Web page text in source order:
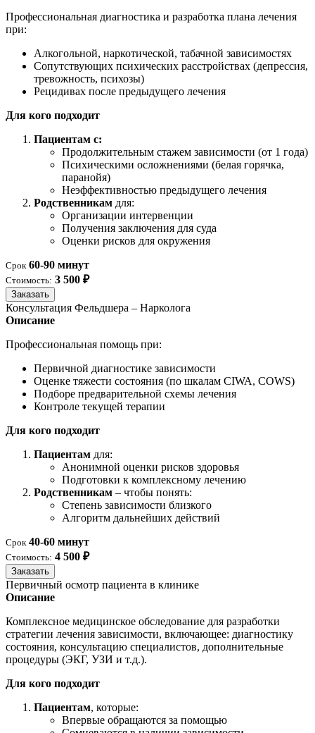
Профессиональная диагностика и разработка плана лечения
при:
Алкогольной, наркотической, табачной зависимостях
Сопутствующих психических расстройствах (депрессия,
тревожность, психозы)
Рецидивах после предыдущего лечения
Для кого подходит
Пациентам с:
Продолжительным стажем зависимости (от 1 года)
Психическими осложнениями (белая горячка,
паранойя)
Неэффективностью предыдущего лечения
Родственникам для:
Организации интервенции
Получения заключения для суда
Оценки рисков для окружения
Срок 60-90 минут
Стоимость: 3 500 ₽
Заказать
Консультация Фельдшера – Нарколога
Описание
Профессиональная помощь при:
Первичной диагностике зависимости
Оценке тяжести состояния (по шкалам CIWA, COWS)
Подборе предварительной схемы лечения
Контроле текущей терапии
Для кого подходит
Пациентам для:
Анонимной оценки рисков здоровья
Подготовки к комплексному лечению
Родственникам – чтобы понять:
Степень зависимости близкого
Алгоритм дальнейших действий
Срок 40-60 минут
Стоимость: 4 500 ₽
Заказать
Первичный осмотр пациента в клинике
Описание
Комплексное медицинское обследование для разработки
стратегии лечения зависимости, включающее: диагностику
состояния, консультацию специалистов, дополнительные
процедуры (ЭКГ, УЗИ и т.д.).
Для кого подходит
Пациентам, которые:
Впервые обращаются за помощью